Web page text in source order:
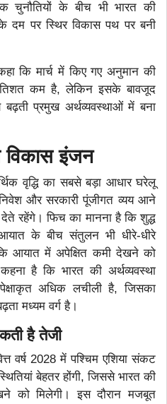
चुनौतियों के बीच भी भारत की
दम पर स्थिर विकास पथ पर बनी
कि मार्च में किए गए अनुमान की
कम है, लेकिन इसके बावजूद
प्रमुख अर्थव्यवस्थाओं में बना
विकास इंजन
वृद्धि का सबसे बड़ा आधार घरेलू
और सरकारी पूंजीगत व्यय आने
देते रहेंगे। फिच का मानना है कि शुद्ध
आयात के बीच संतुलन भी धीरे-धीरे
आयात में अपेक्षित कमी देखने को
है कि भारत की अर्थव्यवस्था
अधिक लचीली है, जिसका
मध्यम वर्ग है।
है तेजी
वर्ष 2028 में पश्चिम एशिया संकट
बेहतर होंगी, जिससे भारत की
को मिलेगी। इस दौरान मजबूत